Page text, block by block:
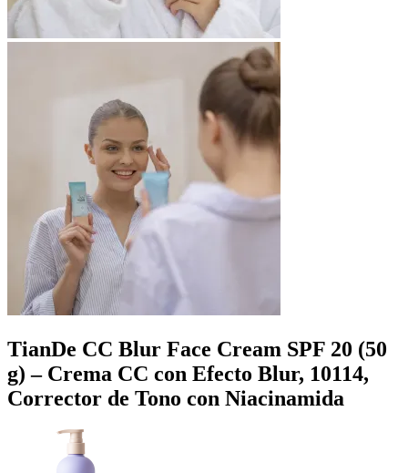
TianDe CC Blur Face Cream SPF 20 (50
g) – Crema CC con Efecto Blur, 10114,
Corrector de Tono con Niacinamida